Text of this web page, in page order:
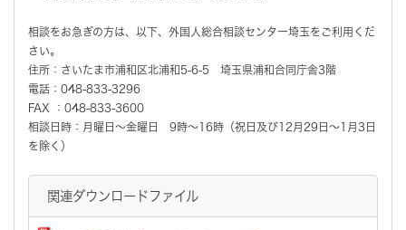
相談をお急ぎの方は、以下、外国人総合相談センター埼玉をご利用くだ
さい。
住所：さいたま市浦和区北浦和5-6-5 埼玉県浦和合同庁舎3階
電話：048-833-3296
FAX ：048-833-3600
相談日時：月曜日～金曜日 9時～16時（祝日及び12月29日～1月3日
を除く）
関連ダウンロードファイル